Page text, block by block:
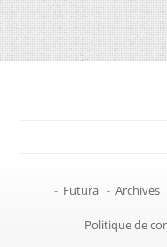
- Futura - Archives
Politique de